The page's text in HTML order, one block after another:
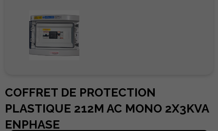
COFFRET DE PROTECTION
PLASTIQUE 212M AC MONO 2X3KVA
ENPHASE